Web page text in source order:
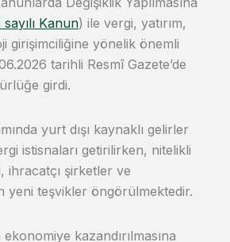
Kanun) ile vergi, yatırım,
girişimciliğine yönelik önemli
tarihli Resmî Gazete’de
girdi.
yurt dışı kaynaklı gelirler
istisnaları getirilirken, nitelikli
ihracatçı şirketler ve
yeni teşvikler öngörülmektedir.
ekonomiye kazandırılmasına